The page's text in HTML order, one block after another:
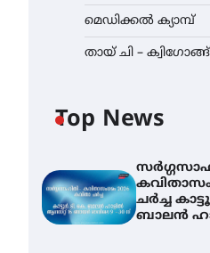
മെഡിക്കൽ ക്യാമ്പ്
തായ് ചി – ക്വിഗോങ്ങ്
Top News
ചർച്ച
ബാലൻ